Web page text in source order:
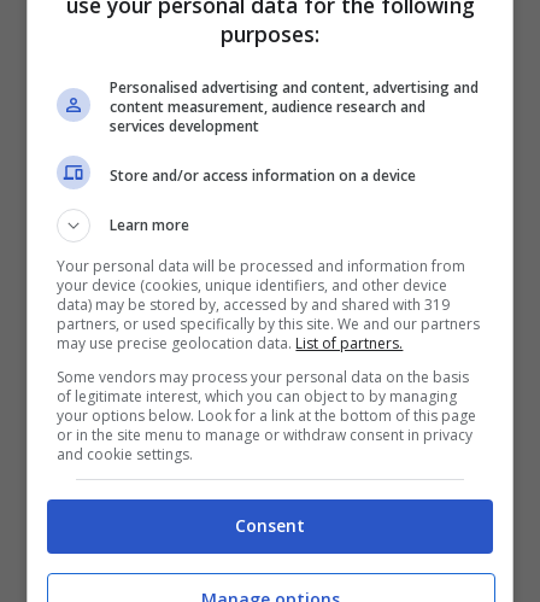
piedi dal Theresienwiese dove si svolge
l’Oktoberfest.
Da alcune città il pullman Flixbus parte di
notte così da arrivare a Monaco la mattina.
E lo stesso vale per il ritorno. Un modo per
ottimizzare i tempi, far passare più
velocemente il tempo e un buon sistema
per abbassare ulteriormente i costi: non
pagate una notte in hotel!
Dove dormire a Monaco di
Baviera per spendere poco
Durante l’Oktoberfest visto il grande
purposes:
Personalised advertising and content, advertising and
content measurement, audience research and
services development
Store and/or access information on a device
Learn more
Your personal data will be processed and information from
your device (cookies, unique identifiers, and other device
data) may be stored by, accessed by and shared with 319
partners, or used specifically by this site. We and our partners
may use precise geolocation data. List of partners.
Some vendors may process your personal data on the basis
of legitimate interest, which you can object to by managing
your options below. Look for a link at the bottom of this page
or in the site menu to manage or withdraw consent in privacy
and cookie settings.
Consent